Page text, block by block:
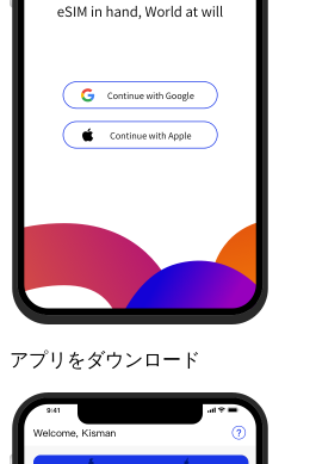
アプリをダウンロード